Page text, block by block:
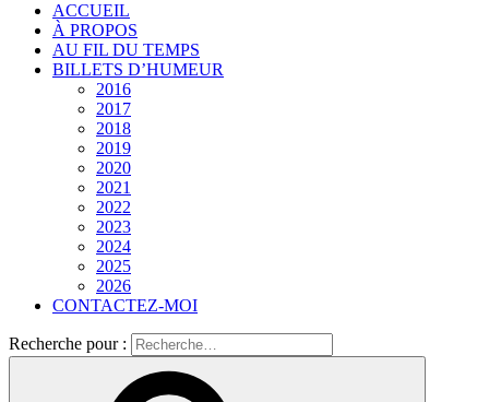
ACCUEIL
À PROPOS
AU FIL DU TEMPS
BILLETS D’HUMEUR
2016
2017
2018
2019
2020
2021
2022
2023
2024
2025
2026
CONTACTEZ-MOI
Recherche pour :